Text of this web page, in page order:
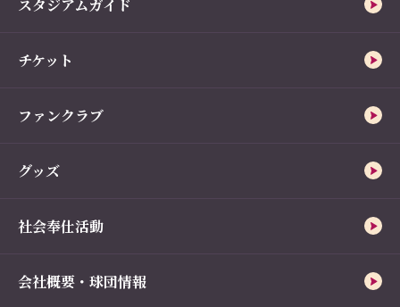
スタジアムガイド
チケット
ファンクラブ
グッズ
社会奉仕活動
会社概要・球団情報